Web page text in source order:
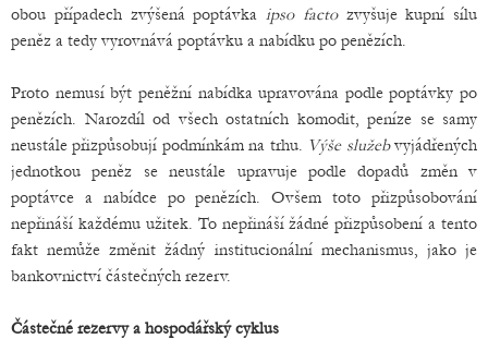
obou případech zvýšená poptávka ipso factozvyšuje kupní sílu
peněz a tedy vyrovnává poptávku a nabídku po penězích.
Proto nemusí být peněžní nabídka upravována podle poptávky po
penězích. Narozdíl od všech ostatních komodit, peníze se samy
neustále přizpůsobují podmínkám na trhu. Výše služebvyjádřených
jednotkou peněz se neustále upravuje podle dopadů změn v
poptávce a nabídce po penězích. Ovšem toto přizpůsobování
nepřináší každému užitek. To nepřináší žádné přizpůsobení a tento
fakt nemůže změnit žádný institucionální mechanismus, jako je
bankovnictví částečných rezerv.
Částečné rezervy a hospodářský cyklus